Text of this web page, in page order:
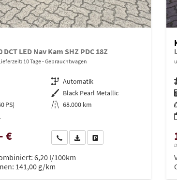
DCT LED Nav Kam SHZ PDC 18Z
10 Tage Gebrauchtwagen
Getriebe Automatik
Außenfarbe Black Pearl Metallic
PS) Kilometerstand 68.000 km
€ Wir rufen Sie anPDF-Datei, Fahrzeugexposé drucken
Drucken, parken oder
6,20 l/100km
141,00 g/km